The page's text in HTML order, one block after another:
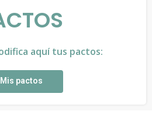
aquí tus pactos:
Mis pactos